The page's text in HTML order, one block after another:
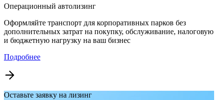
Операционный автолизинг
Оформляйте транспорт для корпоративных парков без
дополнительных затрат на покупку, обслуживание, налоговую
и бюджетную нагрузку на ваш бизнес
Подробнее
Оставьте заявку на лизинг